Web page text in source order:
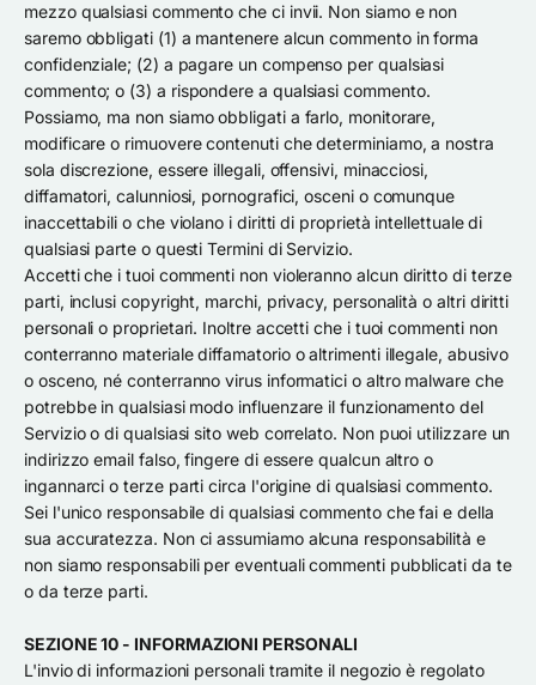
mezzo qualsiasi commento che ci invii. Non siamo e non
saremo obbligati (1) a mantenere alcun commento in forma
confidenziale; (2) a pagare un compenso per qualsiasi
commento; o (3) a rispondere a qualsiasi commento.
Possiamo, ma non siamo obbligati a farlo, monitorare,
modificare o rimuovere contenuti che determiniamo, a nostra
sola discrezione, essere illegali, offensivi, minacciosi,
diffamatori, calunniosi, pornografici, osceni o comunque
inaccettabili o che violano i diritti di proprietà intellettuale di
qualsiasi parte o questi Termini di Servizio.
Accetti che i tuoi commenti non violeranno alcun diritto di terze
parti, inclusi copyright, marchi, privacy, personalità o altri diritti
personali o proprietari. Inoltre accetti che i tuoi commenti non
conterranno materiale diffamatorio o altrimenti illegale, abusivo
o osceno, né conterranno virus informatici o altro malware che
potrebbe in qualsiasi modo influenzare il funzionamento del
Servizio o di qualsiasi sito web correlato. Non puoi utilizzare un
indirizzo email falso, fingere di essere qualcun altro o
ingannarci o terze parti circa l'origine di qualsiasi commento.
Sei l'unico responsabile di qualsiasi commento che fai e della
sua accuratezza. Non ci assumiamo alcuna responsabilità e
non siamo responsabili per eventuali commenti pubblicati da te
o da terze parti.
SEZIONE 10 - INFORMAZIONI PERSONALI
L'invio di informazioni personali tramite il negozio è regolato